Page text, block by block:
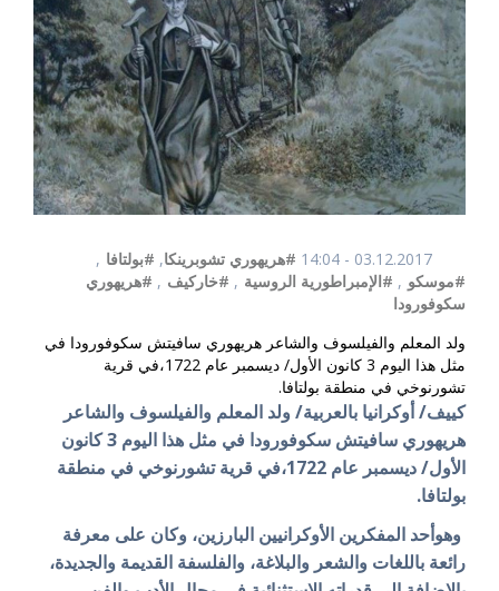
03.12.2017 - 14:04 #هريهوري تشوبرينكا, #بولتافا ,
#موسكو , #الإمبراطورية الروسية , #خاركيف , #هريهوري
سكوفورودا
ولد المعلم والفيلسوف والشاعر هريهوري سافيتش سكوفورودا في
مثل هذا اليوم 3 كانون الأول/ ديسمبر عام 1722،في قرية
تشورنوخي في منطقة بولتافا.
كييف/ أوكرانيا بالعربية/ ولد المعلم والفيلسوف والشاعر
هريهوري سافيتش سكوفورودا في مثل هذا اليوم 3 كانون
الأول/ ديسمبر عام 1722،في قرية تشورنوخي في منطقة
بولتافا.
وهوأحد المفكرين الأوكرانيين البارزين، وكان على معرفة
رائعة باللغات والشعر والبلاغة، والفلسفة القديمة والجديدة،